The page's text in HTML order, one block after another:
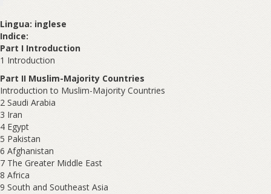
Lingua: inglese
Indice:
Part I Introduction
1 Introduction
Part II Muslim-Majority Countries
Introduction to Muslim-Majority Countries
2 Saudi Arabia
3 Iran
4 Egypt
5 Pakistan
6 Afghanistan
7 The Greater Middle East
8 Africa
9 South and Southeast Asia